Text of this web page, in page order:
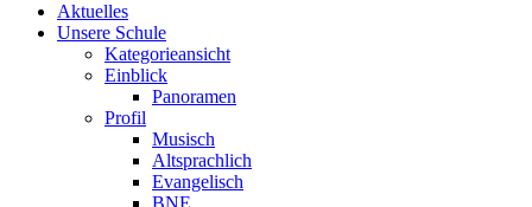
Aktuelles
Unsere Schule
Kategorieansicht
Einblick
Panoramen
Profil
Musisch
Altsprachlich
Evangelisch